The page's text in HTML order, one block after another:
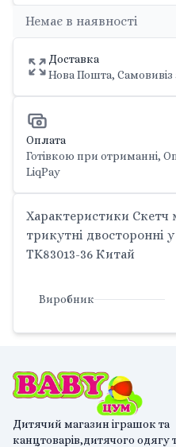
Немає в наявності
Доставка
Нова Пошта,
Оплата
Готівкою при отриманні,
LiqPay
Характеристики
трикутні двосторонні
TK83013-36 Китай
Виробник
Дитячий магазин іграшок та
канцтоварів,дитячого одягу